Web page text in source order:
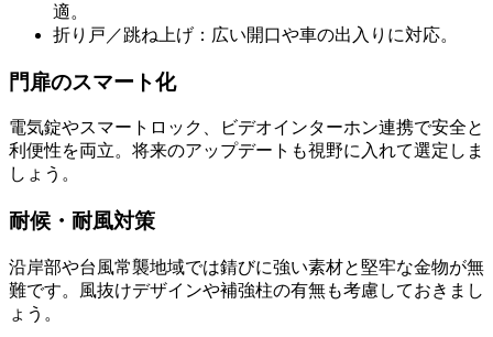
適。
折り戸／跳ね上げ：広い開口や車の出入りに対応。
門扉のスマート化
電気錠やスマートロック、ビデオインターホン連携で安全と
利便性を両立。将来のアップデートも視野に入れて選定しま
しょう。
耐候・耐風対策
沿岸部や台風常襲地域では錆びに強い素材と堅牢な金物が無
難です。風抜けデザインや補強柱の有無も考慮しておきまし
ょう。